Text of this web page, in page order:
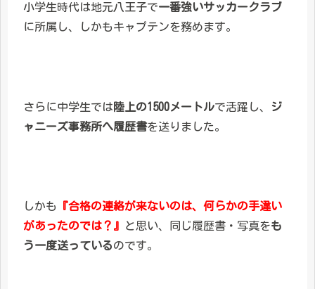
小学生時代は地元八王子で一番強いサッカークラブ
に所属し、しかもキャプテンを務めます。
さらに中学生では陸上の1500メートルで活躍し、
ジ
ャニーズ事務所へ履歴書を送りました。
しかも
『合格の連絡が来ないのは、何らかの手違い
があったのでは？』
と思い、同じ履歴書・写真をも
う一度送っているのです。